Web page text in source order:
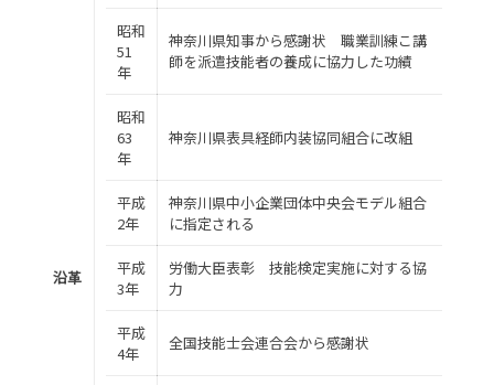
沿革
昭和
51
年
神奈川県知事から感謝状 職業訓練こ講
師を派遣技能者の養成に協力した功績
昭和
63
年
神奈川県表具経師内装協同組合に改組
平成
2年
神奈川県中小企業団体中央会モデル組合
に指定される
平成
3年
労働大臣表彰 技能検定実施に対する協
力
平成
4年
全国技能士会連合会から感謝状